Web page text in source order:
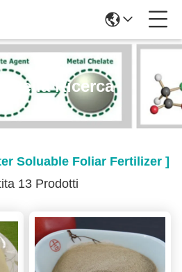
Della Ricerca
Soluable Foliar Fertilizer ]
13 Prodotti